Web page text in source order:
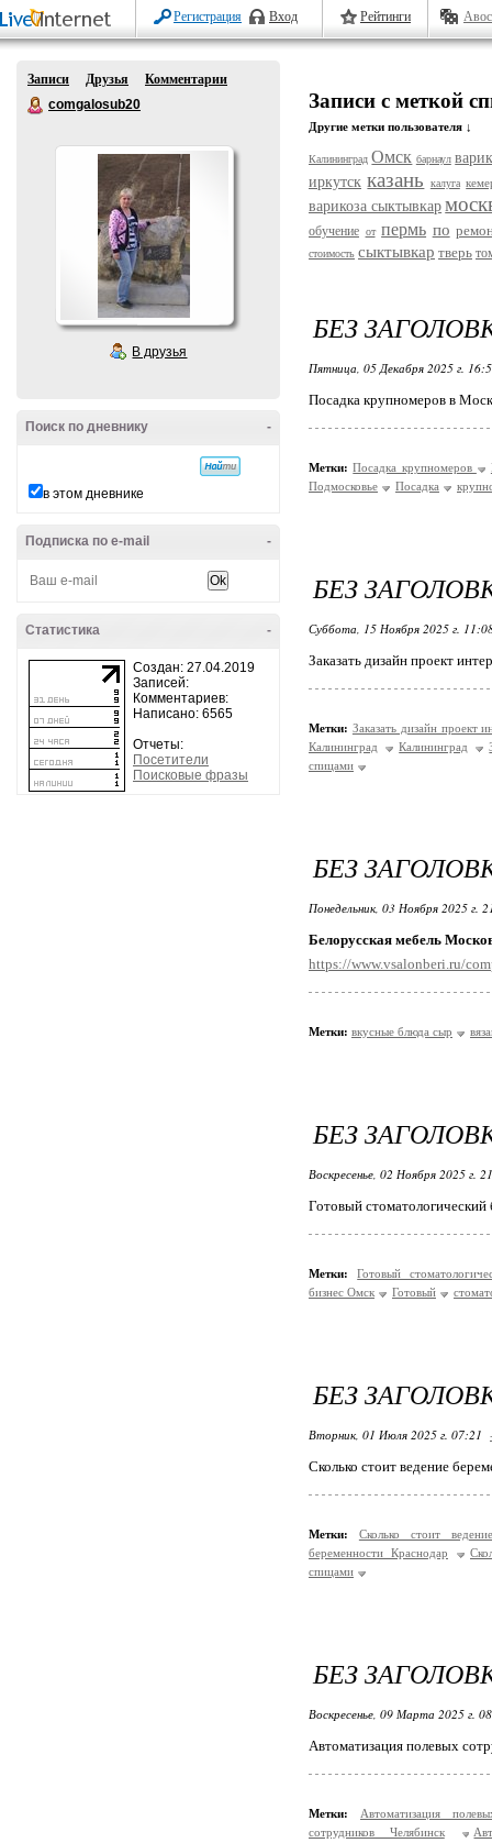
Регистрация Вход Рейтинги
Записи Друзья
Комментарии
comgalosub20
В друзья
-
Поиск по дневнику
в этом дневнике
-
Подписка по e-mail
-
Статистика
Создан: 27.04.2019
Записей:
Комментариев:
Написано: 6565
Отчеты:
Посетители
Поисковые фразы
Записи с меткой
Другие метки пользователя ↓
Калининград Омск барнаул
иркутск казань калуга
варикоза сыктывкар
обучение от пермь по
стоимость сыктывкар тверь
БЕЗ
Пятница, 05 Декабря 2025 г.
Посадка крупномеров в
Метки: Посадка крупномеров
Подмосковье
Посадка
БЕЗ
Суббота, 15 Ноября 2025 г.
Заказать дизайн проект
Метки: Заказать дизайн проект
Калининград
Калининград
спицами
БЕЗ
Понедельник, 03 Ноября 2025 г.
Белорусская мебель
https://www.vsalonberi.ru/
Метки: вкусные блюда сыр
БЕЗ
Воскресенье, 02 Ноября 2025 г.
Готовый
Метки:
Готовый
бизнес Омск
Готовый
БЕЗ
Вторник, 01 Июля 2025 г. 07:21
Сколько стоит ведение
Метки:
Сколько стоит
беременности Краснодар
спицами
БЕЗ
Воскресенье, 09 Марта 2025 г.
Автоматизация полевых
Метки:
Автоматизация
сотрудников Челябинск